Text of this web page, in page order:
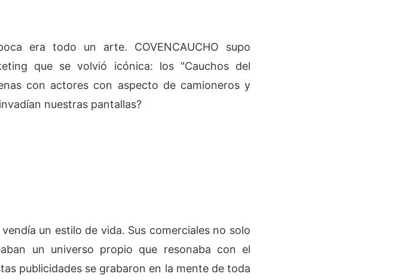
era todo un arte. COVENCAUCHO supo
que se volvió icónica: los "Cauchos del
con actores con aspecto de camioneros y
nuestras pantallas?
un estilo de vida. Sus comerciales no solo
un universo propio que resonaba con el
publicidades se grabaron en la mente de toda